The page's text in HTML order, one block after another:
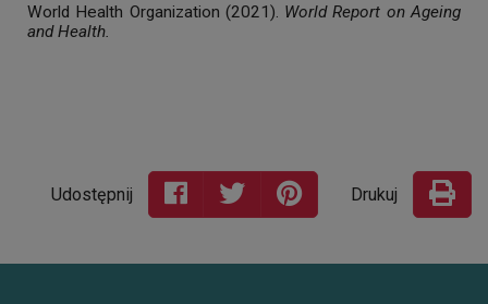
World Health Organization (2021). World Report on Ageing
and Health.
Udostępnij Drukuj